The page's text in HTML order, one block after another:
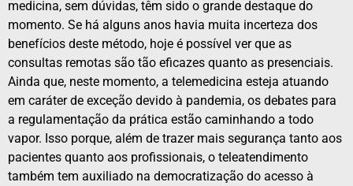
medicina, sem dúvidas, têm sido o grande destaque do
momento. Se há alguns anos havia muita incerteza dos
benefícios deste método, hoje é possível ver que as
consultas remotas são tão eficazes quanto as presenciais.
Ainda que, neste momento, a telemedicina esteja atuando
em caráter de exceção devido à pandemia, os debates para
a regulamentação da prática estão caminhando a todo
vapor. Isso porque, além de trazer mais segurança tanto aos
pacientes quanto aos profissionais, o teleatendimento
também tem auxiliado na democratização do acesso à